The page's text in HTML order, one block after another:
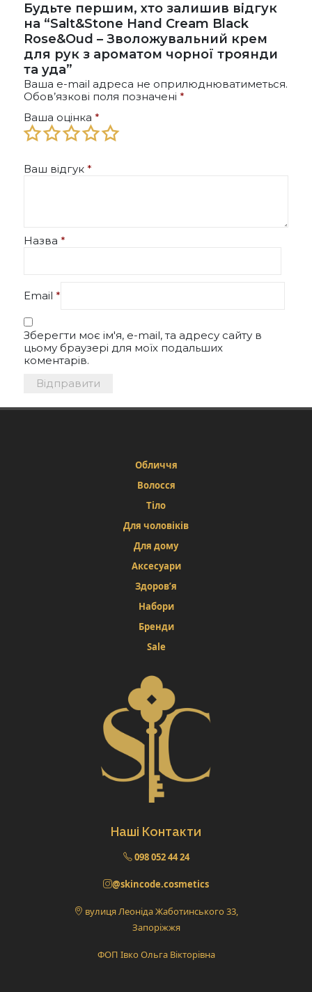
Будьте першим, хто залишив відгук
на “Salt&Stone Hand Cream Black
Rose&Oud – Зволожувальний крем
для рук з ароматом чорної троянди
та уда”
Ваша e-mail адреса не оприлюднюватиметься.
Обов’язкові поля позначені *
Ваша оцінка *
Ваш відгук *
Назва *
Email *
Зберегти моє ім'я, e-mail, та адресу сайту в
цьому браузері для моїх подальших
коментарів.
Обличчя
Волосся
Тіло
Для чоловіків
Для дому
Аксесуари
Здоров’я
Набори
Бренди
Sale
Наші Контакти
098 052 44 24
@skincode.cosmetics
вулиця Леоніда Жаботинського 33,
Запоріжжя
ФОП Івко Ольга Вікторівна